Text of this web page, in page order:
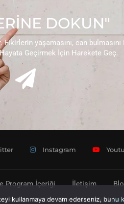
DOKUN"
yaşamasını, can
Geçirmek İçin Harekete Geç.
Instagram
Program İçeriği İletişim
Kadınlar © 2025 - Tüm Hakları Saklıdır.
kullanmaya devam ederseniz, bunu